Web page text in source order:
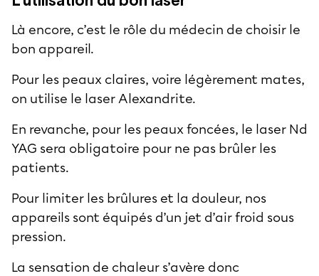
Là encore, c’est le rôle du médecin de choisir le
bon appareil.
Pour les peaux claires, voire légèrement mates,
on utilise le laser Alexandrite.
En revanche, pour les peaux foncées, le laser Nd
YAG sera obligatoire pour ne pas brûler les
patients.
Pour limiter les brûlures et la douleur, nos
appareils sont équipés d’un jet d’air froid sous
pression.
La sensation de chaleur s’avère donc